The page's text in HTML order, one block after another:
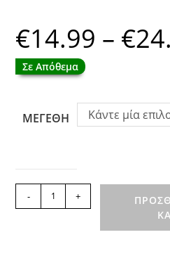
€14.99 – €
Σε Απόθεμα
ΜΕΓΕΘΗ Κάντε μία
Βρεφικό
- +